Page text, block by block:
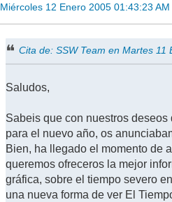
Miércoles 12 Enero 2005 01:43:23 AM
Cita de: SSW Team en Martes 11
Saludos,
Sabeis que con nuestros
para el nuevo año, os
Bien, ha llegado el momento de
queremos ofreceros la mejor
gráfica, sobre el tiempo severo
una nueva forma de ver El